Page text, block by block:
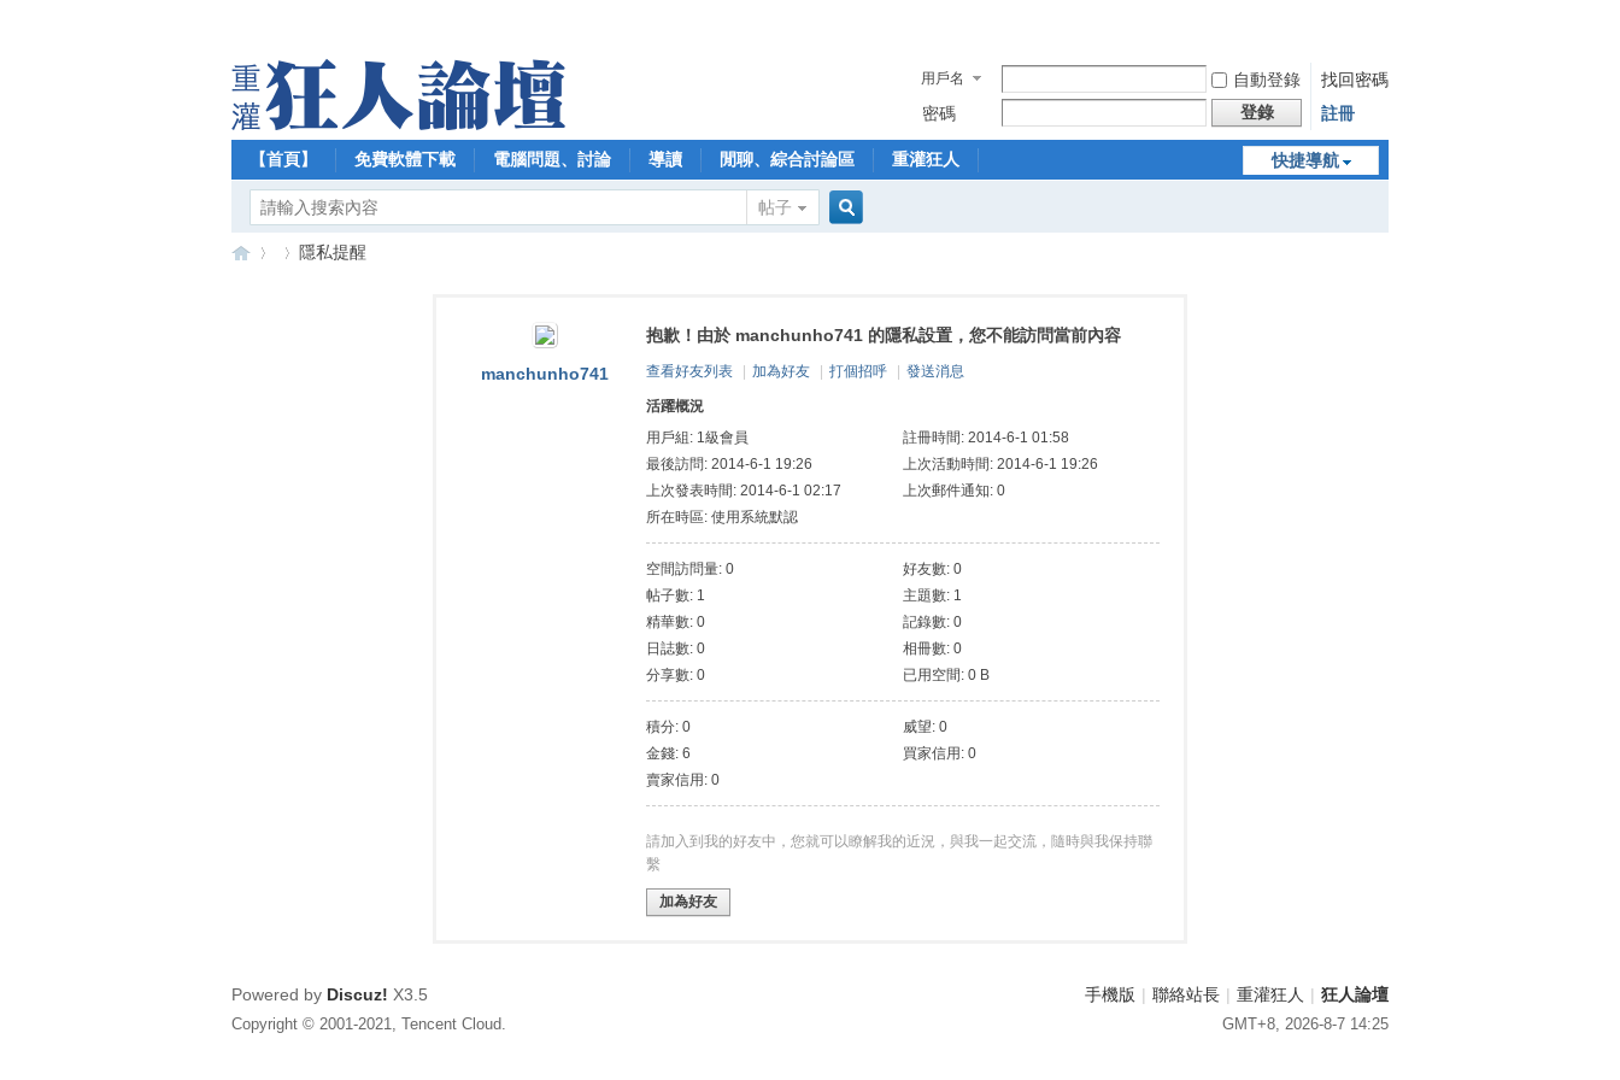
用戶名 自動登錄
找回密碼
密碼
登錄 註冊
快捷導航
【首頁】 免費軟體下載 電腦問題、討論 導讀 閒聊、綜合討論區 重灌狂人
帖子
索
隱私提醒
manchunho741
抱歉！由於 manchunho741 的隱私設置，您不能訪問當前內容
查看好友列表 加為好友 打個招呼 發送消息
活躍概況
用戶組: 1級會員
註冊時間: 2014-6-1 01:58
最後訪問: 2014-6-1 19:26
上次活動時間: 2014-6-1 19:26
上次發表時間: 2014-6-1 02:17
上次郵件通知: 0
所在時區: 使用系統默認
空間訪問量: 0
好友數: 0
帖子數: 1
主題數: 1
精華數: 0
記錄數: 0
日誌數: 0
相冊數: 0
分享數: 0
已用空間: 0 B
積分: 0
威望: 0
金錢: 6
買家信用: 0
賣家信用: 0
請加入到我的好友中，您就可以瞭解我的近況，與我一起交流，隨時與我保持聯
繫
加為好友
手機版 | 聯絡站長 | 重灌狂人 | 狂人論壇
GMT+8, 2026-8-7 14:25
Powered by Discuz! X3.5
Copyright © 2001-2021, Tencent Cloud.